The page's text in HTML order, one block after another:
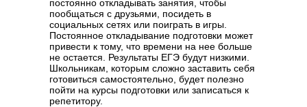
постоянно откладывать занятия, чтобы
пообщаться с друзьями, посидеть в
социальных сетях или поиграть в игры.
Постоянное откладывание подготовки может
привести к тому, что времени на нее больше
не остается. Результаты ЕГЭ будут низкими.
Школьникам, которым сложно заставить себя
готовиться самостоятельно, будет полезно
пойти на курсы подготовки или записаться к
репетитору.